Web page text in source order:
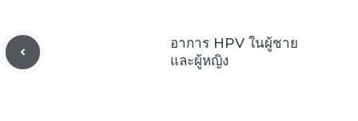
อาการ HPV ในผู้ชาย
และผู้หญิง